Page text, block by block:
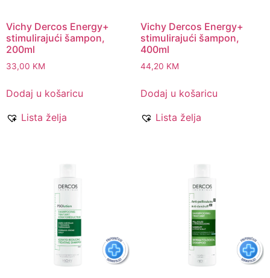
Vichy Dercos Energy+
stimulirajući šampon,
200ml
33,00 KM
Dodaj u košaricu
Lista želja
Vichy Dercos Energy+
stimulirajući šampon,
400ml
44,20 KM
Dodaj u košaricu
Lista želja